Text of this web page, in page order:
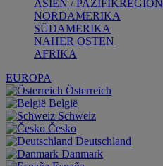
ASIEN / PAZIFIKREGION
NORDAMERIKA
SÜDAMERIKA
NAHER OSTEN
AFRIKA
EUROPA
Österreich
België
Schweiz
Česko
Deutschland
Danmark